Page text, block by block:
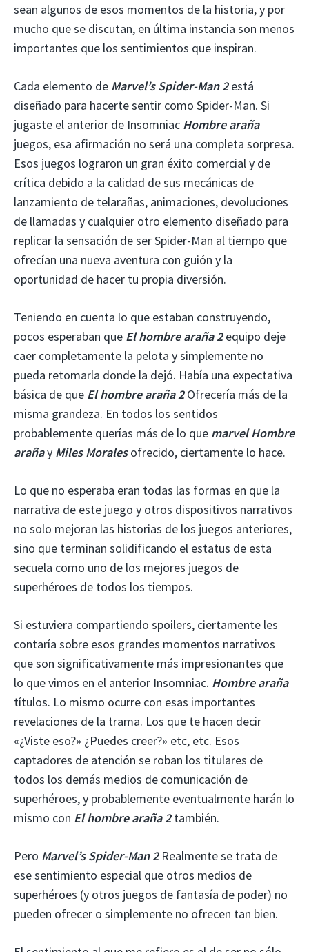
sean algunos de esos momentos de la historia, y por
mucho que se discutan, en última instancia son menos
importantes que los sentimientos que inspiran.
Cada elemento de Marvel’s Spider-Man 2está
diseñado para hacerte sentir como Spider-Man. Si
jugaste el anterior de Insomniac Hombre araña
juegos, esa afirmación no será una completa sorpresa.
Esos juegos lograron un gran éxito comercial y de
crítica debido a la calidad de sus mecánicas de
lanzamiento de telarañas, animaciones, devoluciones
de llamadas y cualquier otro elemento diseñado para
replicar la sensación de ser Spider-Man al tiempo que
ofrecían una nueva aventura con guión y la
oportunidad de hacer tu propia diversión.
Teniendo en cuenta lo que estaban construyendo,
pocos esperaban que El hombre araña 2equipo deje
caer completamente la pelota y simplemente no
pueda retomarla donde la dejó. Había una expectativa
básica de que El hombre araña 2Ofrecería más de la
misma grandeza. En todos los sentidos
probablemente querías más de lo que marvel Hombre
arañay Miles Moralesofrecido, ciertamente lo hace.
Lo que no esperaba eran todas las formas en que la
narrativa de este juego y otros dispositivos narrativos
no solo mejoran las historias de los juegos anteriores,
sino que terminan solidificando el estatus de esta
secuela como uno de los mejores juegos de
superhéroes de todos los tiempos.
Si estuviera compartiendo spoilers, ciertamente les
contaría sobre esos grandes momentos narrativos
que son significativamente más impresionantes que
lo que vimos en el anterior Insomniac. Hombre araña
títulos. Lo mismo ocurre con esas importantes
revelaciones de la trama. Los que te hacen decir
«¿Viste eso?» ¿Puedes creer?» etc, etc. Esos
captadores de atención se roban los titulares de
todos los demás medios de comunicación de
superhéroes, y probablemente eventualmente harán lo
mismo con El hombre araña 2también.
Pero Marvel’s Spider-Man 2Realmente se trata de
ese sentimiento especial que otros medios de
superhéroes (y otros juegos de fantasía de poder) no
pueden ofrecer o simplemente no ofrecen tan bien.